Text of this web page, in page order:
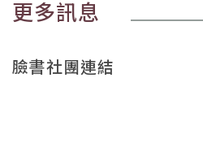
更多訊息
臉書社團連結